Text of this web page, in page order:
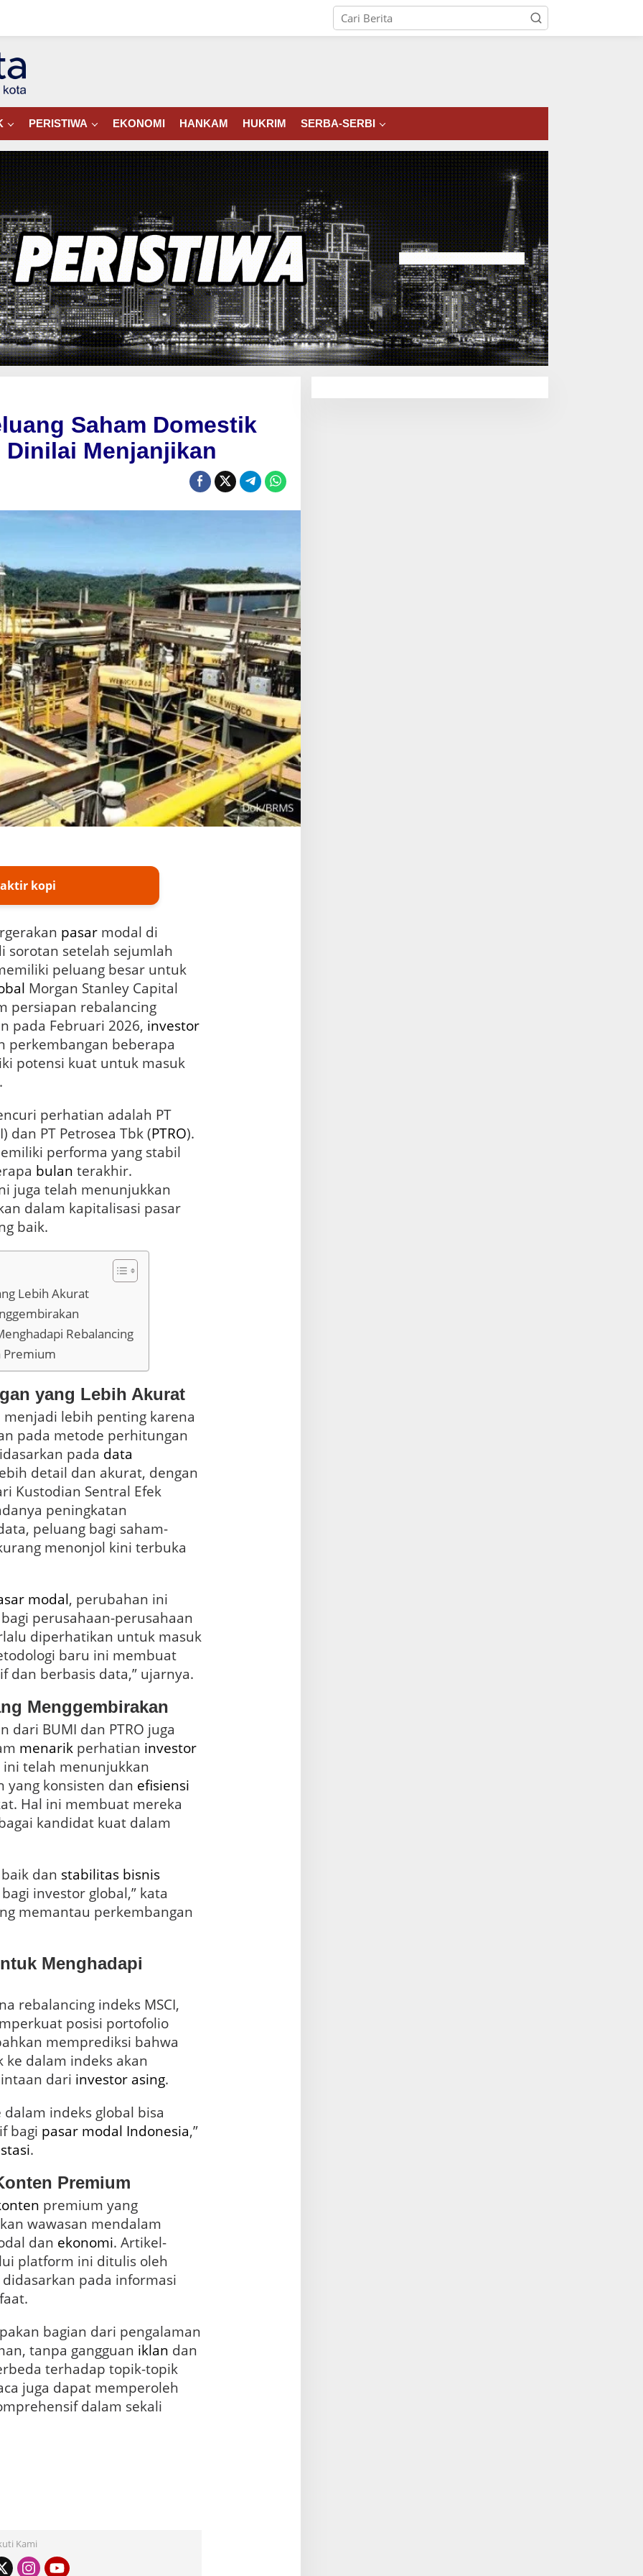
PERISTIWA EKONOMI HANKAM HUKRIM SERBA-SERBI
Saham Domestik
Dinilai Menjanjikan
kopi
pasarmodal di
sorotan setelah sejumlah
peluang besar untuk
Morgan Stanley Capital
persiapan rebalancing
pada Februari 2026, investor
perkembangan beberapa
potensi kuat untuk masuk
perhatian adalah PT
dan PT Petrosea Tbk (PTRO).
performa yang stabil
bulan terakhir.
juga telah menunjukkan
dalam kapitalisasi pasar
baik.
Lebih Akurat
Rebalancing
Premium
yang Lebih Akurat
lebih penting karena
pada metode perhitungan
pada data
detail dan akurat, dengan
Kustodian Sentral Efek
peningkatan
peluang bagi saham-
menonjol kini terbuka
modal, perubahan ini
perusahaan-perusahaan
diperhatikan untuk masuk
baru ini membuat
dan berbasis data,” ujarnya.
Menggembirakan
dari BUMI dan PTRO juga
menarikperhatian investor
ini telah menunjukkan
konsisten dan efisiensi
Hal ini membuat mereka
kandidat kuat dalam
dan stabilitas bisnis
investor global,” kata
memantau perkembangan
Menghadapi
rebalancing indeks MSCI,
posisi portofolio
memprediksi bahwa
ke dalam indeks akan
dari investor asing.
indeks global bisa
bagi pasar modal Indonesia,”
.
Premium
premium yang
wawasan mendalam
dan ekonomi. Artikel-
platform ini ditulis oleh
pada informasi
bagian dari pengalaman
tanpa gangguan iklan dan
terhadap topik-topik
juga dapat memperoleh
dalam sekali
Kami